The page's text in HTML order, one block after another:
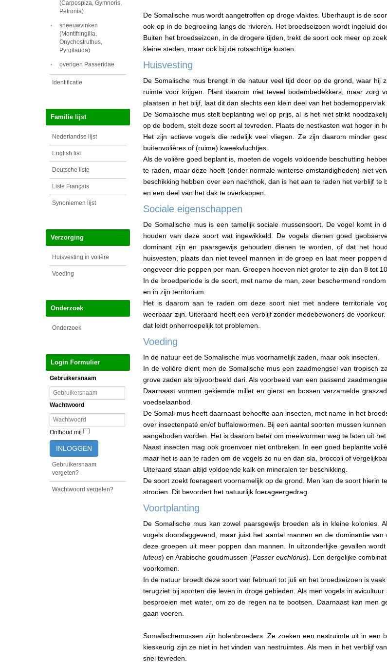
(Carpospiza, Gymnoris,
Petronia)
sneeuwvinken
(Montifringilla,
Onychostruthus,
Pyrgilauda)
overigen Passeridae
Identificatie
Familie lijst
Nederlandse lijst
English list
Deutsche liste
Liste Français
Synoniemen lijst
Verzorging
Huisvesting in volière
Voeding
Onderzoek
Onderzoek
Login Formulier
Gebruikersnaam
Wachtwoord
Onthoud mij
INLOGGEN
Gebruikersnaam
vergeten?
Wachtwoord vergeten?
De Somalische mus wordt aangetroffen op droge vlaktes. Uberhaupt is de
ook op in de begroeiing langs de rivieren. Het broedseizoen wordt ingeluid
Buiten het broedseizoen, in de drogere tijden, trekt de soort ook meer op
kleine steden, maar ook bij de rotsachtige kusten.
Huisvesting
De Somalische mus brengt in de natuur veel tijd door op de grond, waar
ruimte voor krijgen. Plant daarom niet teveel bodembedekkers, maar
plaatsen in het blijf, laat dit dan slechts een klein deel van het bodemoppervlak
De Somalische mus stelt beplanting wel op prijs, al is het niet strikt
op de bodem, stelt deze soort al tevreden. Plaats de nestkasten wat hoger in
Het zijn actieve vogels die redelijk veel vliegen. Ze zijn daarom minder
buitenvolières of (ruime) kweekvluchtjes.
Als de volière goed beplant is, moeten de vogels voldoende beschutting
te raden, maar deze hoeft (onder normale winterse omstandigheden) niet
beschikking hebben over een nachthok, dan is het aan te raden het verblijf
en een deel van het dak te overkappen.
Sociale eigenschappen
De Somalische mus is een tamelijk sociale mussensoort. De vogel komt
houden van deze soort wat ingewikkeld. De vogels dienen goed
dominant zijn en paarsgewijs gehouden dienen te worden, of dat het
huisvesten, plaats dan niet teveel mannen in de groep en laat meer poppen
ongeveer drie poppen per man. Groepen hoeven niet groter te zijn dan 8 tot
In de broedperiode is de soort, met name de man, zeer beschermend
en in zijn territorium.
Het is daarom aan te raden om deze soort niet met andere territoriale
weerbaar zijn. Uiteraard heeft een verblijf zonder medebewoners de
dat leidt onherroepelijk tot problemen.
Voeding
In de natuur eet de Somalische mus voornamelijk zaden, maar ook insecten.
In de volière dient men de Somalische mus een zaadmengsel van tropisch
grove zaden als bijvoorbeeld dari. Als voorbeeld van een passend
Daarnaast vormen gekiemde millet en gierst en bossen verzamelde
voedselaanbod.
De Somali mus heeft daarnaast behoefte aan insecten, met name in het
over insectenpaté en/of buffalowormen. Bij een aantal soorten mussen
aangeboden worden. Het is daarom beter om meelwormen weg te laten uit
Naast insecten mag ook groenvoer niet ontbreken. In een goed beplantte
maar het is aan te raden om de vogels zo nu en dan sla, broccoli of
Uiteraard staan altijd voldoende kalk en mineralen ter beschikking.
De soort zoekt foerageert voornamelijk op de grond. Men kan de soort hierin
strooien. Dit bevordert het natuurlijk foerageergedrag.
Voortplanting
De Somalische mus kan zowel paarsgewijs broeden als in kleine
vogels doorslaggevend, maar juist het aantal mannen en de dominantie
deze groepen uit meer poppen dan mannen. In uitzonderlijke gevallen
luteus) en Arabische goudmussen (Passer euchlorus). Een dergelijke
voorkomen.
In de natuur broedt deze soort van februari tot juli en het broedseizoen is
terugziet bij soorten die leven in droge gebieden. Als men vogels in
besproeien met water, om zo de regen na te bootsen. Daarnaast kan men
gaan voeren.
Somalischemussen zijn holenbroeders. Ze zoeken een nestruimte uit in
kieskeurig zijn ze niet in het vinden van nestruimtes. Als men in het verblijf
snel tevreden.